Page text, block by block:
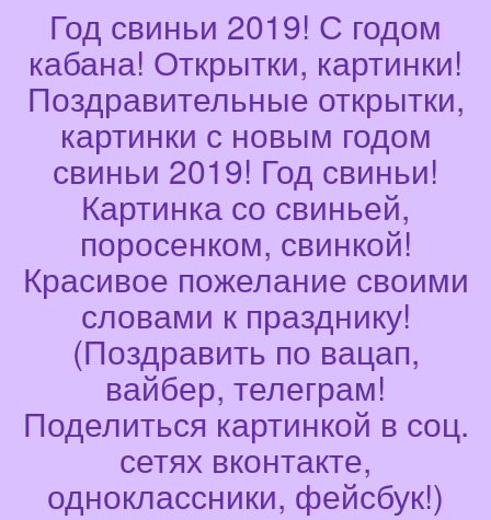
Год свиньи 2019! С годом
кабана! Открытки, картинки!
Поздравительные открытки,
картинки с новым годом
свиньи 2019! Год свиньи!
Картинка со свиньей,
поросенком, свинкой!
Красивое пожелание своими
словами к празднику!
(Поздравить по вацап,
вайбер, телеграм!
Поделиться картинкой в соц.
сетях вконтакте,
одноклассники, фейсбук!)